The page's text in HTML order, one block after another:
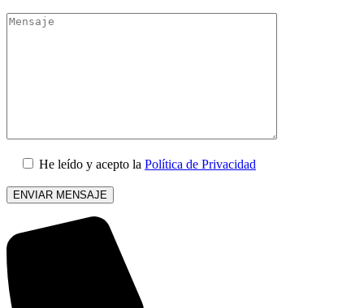
He leído y acepto la Política de Privacidad
Por
favor,
este